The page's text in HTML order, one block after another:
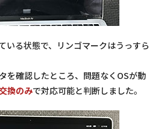
いる状態で、リンゴマークはうっすら
を確認したところ、問題なくOSが動
換のみで対応可能と判断しました。